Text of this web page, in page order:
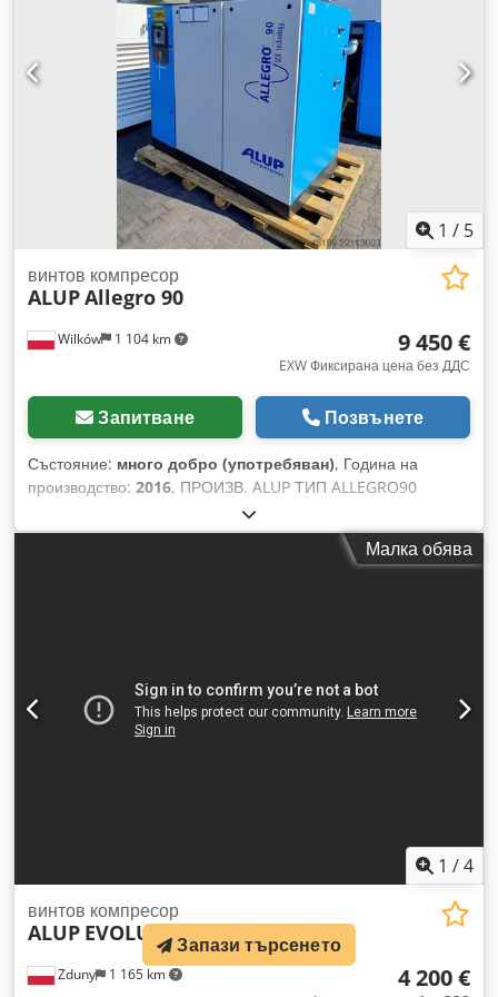
1 / 5
Wilków 1 104 km
винтов компресор
ALUPAllegro 90
9 450 €
EXW Фиксирана цена без ДДС
Запитване Позвънете
Състояние: много добро (употребяван), Година на
производство: 2016, ПРОИЗВ. ALUP ТИП ALLEGRO90
СЕРИЕН № API174237 ГОДИНА 2016 МОЩНОСТ (kW) 90
ПРОИЗВОДИТЕЛНОСТ (m3/мин) 14.46 НАЛЯГАНЕ (bar) 10
ЧАСОВЕ (РАБОТА/ОБЩО) ИНВЕРТОР да ВГРАДЕНМалка обява
1 /4
Zduny 1 165 km
винтов компресор
ALUP EVOLUTO 11
4 200 €
Запази търсенето